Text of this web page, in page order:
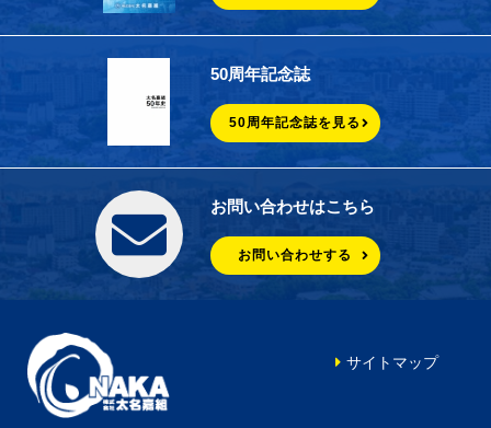
50周年記念誌
50周年記念誌を見る
お問い合わせはこちら
お問い合わせする
サイトマップ